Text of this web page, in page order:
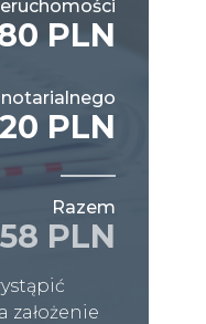
PLN
PLN
Razem
PLN
założenie